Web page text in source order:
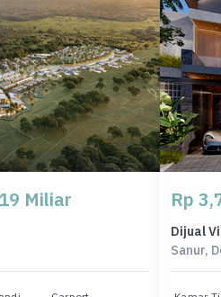
Miliar Rp
Sanur,